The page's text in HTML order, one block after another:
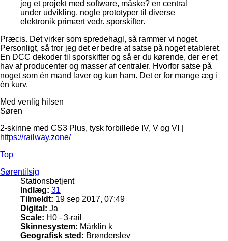
jeg et projekt med software, måske? en central
under udvikling, nogle prototyper til diverse
elektronik primært vedr. sporskifter.
Præcis. Det virker som spredehagl, så rammer vi noget.
Personligt, så tror jeg det er bedre at satse på noget etableret.
En DCC dekoder til sporskifter og så er du kørende, der er et
hav af producenter og masser af centraler. Hvorfor satse på
noget som én mand laver og kun ham. Det er for mange æg i
én kurv.
Med venlig hilsen
Søren
2-skinne med CS3 Plus, tysk forbillede IV, V og VI |
https://railway.zone/
Top
Sørentilsig
Stationsbetjent
Indlæg: 31
Tilmeldt: 19 sep 2017, 07:49
Digital: Ja
Scale: H0 - 3-rail
Skinnesystem: Märklin k
Geografisk sted: Brønderslev